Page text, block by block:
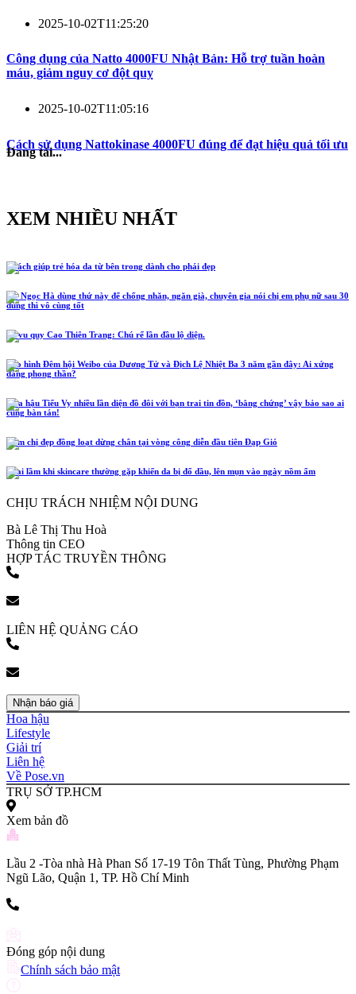
2025-10-02T11:25:20
Công dụng của Natto 4000FU Nhật Bản: Hỗ trợ tuần hoàn
máu, giảm nguy cơ đột quỵ
2025-10-02T11:05:16
Cách sử dụng Nattokinase 4000FU đúng để đạt hiệu quả tối ưu
Đang tải...
XEM NHIỀU NHẤT
5 cách giúp trẻ hóa da từ bên trong dành cho phái đẹp
Hồ Ngọc Hà dùng thứ này để chống nhăn, ngăn già, chuyên gia nói chị em phụ nữ sau 30
dùng thì vô cùng tốt
Lễ vu quy Cao Thiên Trang: Chú rể lần đầu lộ diện.
Tạo hình Đêm hội Weibo của Dương Tử và Địch Lệ Nhiệt Ba 3 năm gần đây: Ai xứng
đáng phong thần?
Hoa hậu Tiểu Vy nhiều lần diện đồ đôi với bạn trai tin đồn, ‘bằng chứng’ vậy bảo sao ai
cũng bàn tán!
Năm chị đẹp đồng loạt dừng chân tại vòng công diễn đầu tiên Đạp Gió
4 sai lầm khi skincare thường gặp khiến da bị đổ dầu, lên mụn vào ngày nồm ẩm
CHỊU TRÁCH NHIỆM NỘI DUNG
Bà Lê Thị Thu Hoà
Thông tin CEO
HỢP TÁC TRUYỀN THÔNG
LIÊN HỆ QUẢNG CÁO
Nhận báo giá
Hoa hậu
Lifestyle
Giải trí
Liên hệ
Về Pose.vn
TRỤ SỞ TP.HCM
Xem bản đồ
Lầu 2 -Tòa nhà Hà Phan Số 17-19 Tôn Thất Tùng, Phường Phạm
Ngũ Lão, Quận 1, TP. Hồ Chí Minh
Đóng góp nội dung
Chính sách bảo mật